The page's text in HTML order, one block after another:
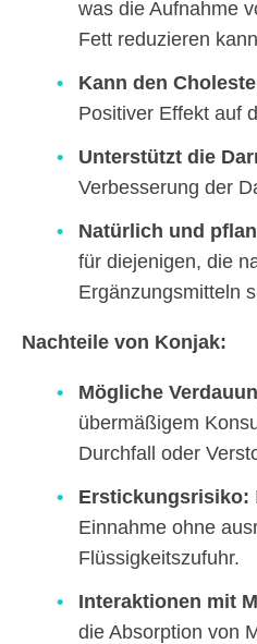
was die Aufnahme
Fett reduzieren
Kann den
Positiver Effekt auf
Unterstützt die
Verbesserung der
Natürlich und
für diejenigen, die
Ergänzungsmitteln
Nachteile von Konjak:
Mögliche
übermäßigem
Durchfall oder
Erstickungsrisiko:
Einnahme ohne
Flüssigkeitszufuhr.
Interaktionen mit
die Absorption von